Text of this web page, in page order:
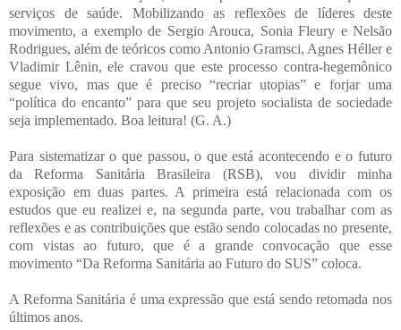
serviços de saúde. Mobilizando as reflexões de líderes deste
movimento, a exemplo de Sergio Arouca, Sonia Fleury e Nelsão
Rodrigues, além de teóricos como Antonio Gramsci, Agnes Héller e
Vladimir Lênin, ele cravou que este processo contra-hegemônico
segue vivo, mas que é preciso “recriar utopias” e forjar uma
“política do encanto” para que seu projeto socialista de sociedade
seja implementado. Boa leitura! (G. A.)
Para sistematizar o que passou, o que está acontecendo e o futuro
da Reforma Sanitária Brasileira (RSB), vou dividir minha
exposição em duas partes. A primeira está relacionada com os
estudos que eu realizei e, na segunda parte, vou trabalhar com as
reflexões e as contribuições que estão sendo colocadas no presente,
com vistas ao futuro, que é a grande convocação que esse
movimento “Da Reforma Sanitária ao Futuro do SUS” coloca.
A Reforma Sanitária é uma expressão que está sendo retomada nos
últimos anos.